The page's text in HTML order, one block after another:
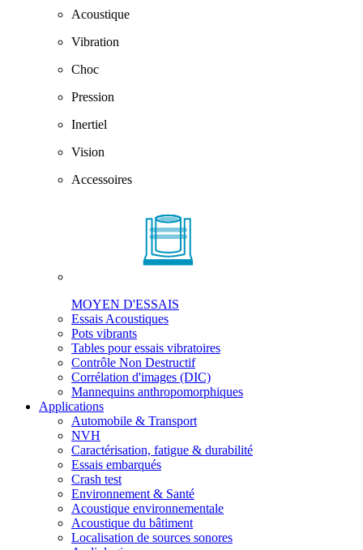
Acoustique
Vibration
Choc
Pression
Inertiel
Vision
Accessoires
MOYEN D'ESSAIS
Essais Acoustiques
Pots vibrants
Tables pour essais vibratoires
Contrôle Non Destructif
Corrélation d'images (DIC)
Mannequins anthropomorphiques
Applications
Automobile & Transport
NVH
Caractérisation, fatigue & durabilité
Essais embarqués
Crash test
Environnement & Santé
Acoustique environnementale
Acoustique du bâtiment
Localisation de sources sonores